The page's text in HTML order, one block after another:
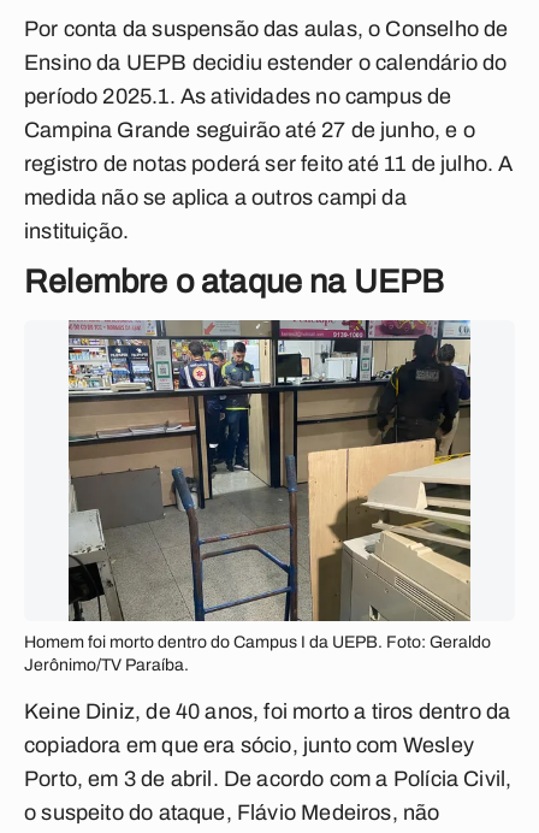
Por conta da suspensão das aulas, o Conselho de
Ensino da UEPB decidiu estender o calendário do
período 2025.1. As atividades no campus de
Campina Grande seguirão até 27 de junho, e o
registro de notas poderá ser feito até 11 de julho. A
medida não se aplica a outros campi da
instituição.
Relembre o ataque na UEPB
Homem foi morto dentro do Campus I da UEPB. Foto: Geraldo
Jerônimo/TV Paraíba.
Keine Diniz, de 40 anos, foi morto a tiros dentro da
copiadora em que era sócio, junto com Wesley
Porto, em 3 de abril. De acordo com a Polícia Civil,
o suspeito do ataque, Flávio Medeiros, não